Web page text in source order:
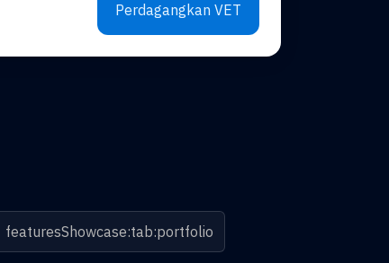
Perdagangkan VET
featuresShowcase:tab:portfolio